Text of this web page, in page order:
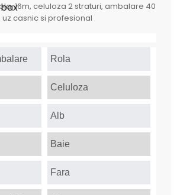
16m, celuloza 2 straturi, ambalare 40
casnic si profesional
Rola
Celuloza
Alb
Baie
Fara